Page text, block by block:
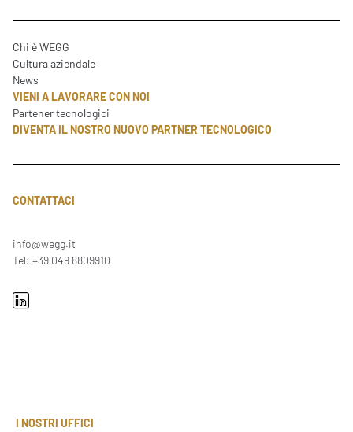
Chi è WEGG
Cultura aziendale
News
VIENI A LAVORARE CON NOI
Partener tecnologici
DIVENTA IL NOSTRO NUOVO PARTNER TECNOLOGICO
CONTATTACI
info@wegg.it
Tel: +39 049 8809910
I NOSTRI UFFICI